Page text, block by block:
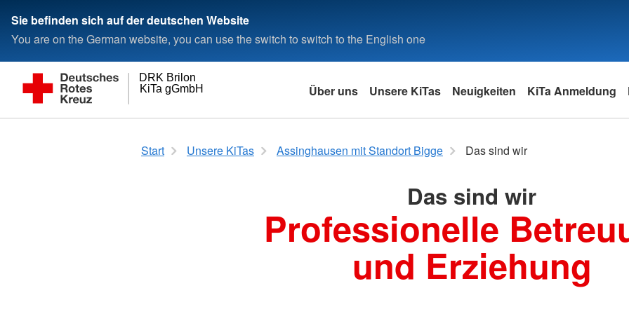
Sie befinden sich auf der deutschen Website
You are on the German website, you can use the switch to switch to the English one
KiTa gGmbH
DRK Brilon
Über uns
Familienzentrum.NRW Pädagogische Beschreibung
Unsere KiTas
Assinghausen mit Bigge
Kinderland am Kurpark Brilon
Obermarsberg
Neuigkeiten
Veranstaltungen und Termine
KiTa Anmeldung
Hast du die DRK DNA? Stellenbörse
Start Unsere KiTas Assinghausen mit Standort Bigge Das sind wir
Das sind wir
Professionelle
und Erziehung